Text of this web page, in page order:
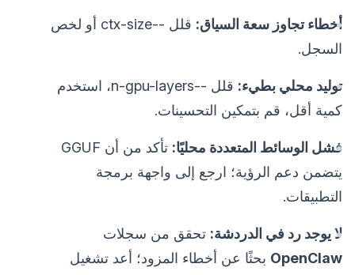
أخطاء تجاوز سعة السياق:
قلل --ctx-size أو لخص
السجل.
توليد محلي بطيء:
قلل --n-gpu-layers، استخدم
كمية أقل، قم بتمكين التحسينات.
فشل الوسائط المتعددة محليًا:
تأكد من أن GGUF
يتضمن دعم الرؤية؛ ارجع إلى واجهة برمجة
التطبيقات.
لا يوجد رد في الدردشة: تحقق من سجلات
OpenClaw بحثًا عن أخطاء المزود؛ أعد تشغيل